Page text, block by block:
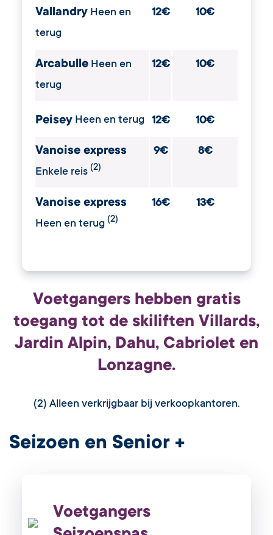
Vallandry Heen en
terug
12€ 10€
Arcabulle Heen en
terug
12€ 10€
Peisey Heen en terug 12€ 10€
Vanoise express
Enkele reis (2)
9€ 8€
Vanoise express
Heen en terug (2)
16€ 13€
Voetgangers hebben gratis
toegang tot de skiliften Villards,
Jardin Alpin, Dahu, Cabriolet en
Lonzagne.
(2) Alleen verkrijgbaar bij verkoopkantoren.
Seizoen en Senior +
Voetgangers